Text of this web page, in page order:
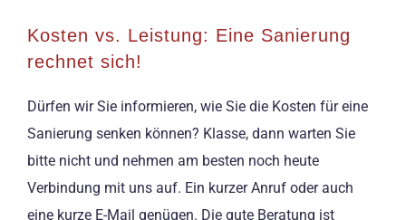
Kosten vs. Leistung: Eine Sanierung
rechnet sich!
Dürfen wir Sie informieren, wie Sie die Kosten für eine
Sanierung senken können? Klasse, dann warten Sie
bitte nicht und nehmen am besten noch heute
Verbindung mit uns auf. Ein kurzer Anruf oder auch
eine kurze E-Mail genügen. Die gute Beratung ist